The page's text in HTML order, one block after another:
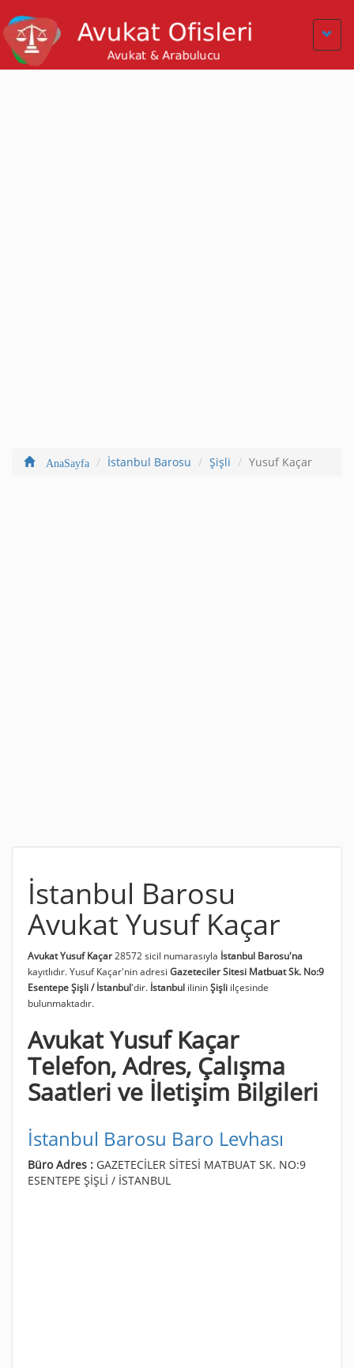
AnaSayfa İstanbul Barosu Şişli Yusuf Kaçar
İstanbul Barosu
Avukat Yusuf Kaçar
Avukat Yusuf Kaçar 28572 sicil numarasıyla İstanbul Barosu'na
kayıtlıdır. Yusuf Kaçar'nin adresi Gazeteciler Sitesi Matbuat Sk. No:9
Esentepe Şişli / İstanbul'dir. İstanbul ilininŞişli ilçesinde
bulunmaktadır.
Avukat Yusuf Kaçar
Telefon, Adres, Çalışma
Saatleri ve İletişim Bilgileri
İstanbul Barosu Baro Levhası
Büro Adres : GAZETECİLER SİTESİ MATBUAT SK. NO:9
ESENTEPE ŞİŞLİ / İSTANBUL